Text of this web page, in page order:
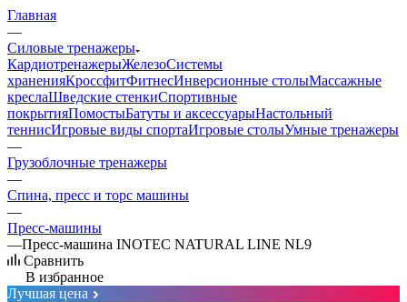
Главная
—
Силовые тренажеры
КардиотренажерыЖелезоСистемы
храненияКроссфитФитнесИнверсионные столыМассажные
креслаШведские стенкиСпортивные
покрытияПомостыБатуты и аксессуарыНастольный
теннисИгровые виды спортаИгровые столыУмные тренажеры
—
Грузоблочные тренажеры
—
Спина, пресс и торс машины
—
Пресс-машины
—Пресс-машина INOTEC NATURAL LINE NL9
Сравнить
В избранное
Лучшая цена